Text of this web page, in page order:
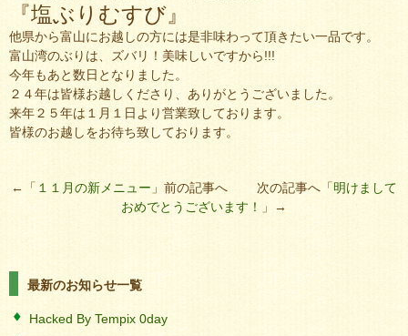
『塩ぶりむすび』
他県から富山にお越しの方には是非味わって頂きたい一品です。
富山湾のぶりは、ズバリ！美味しいですから!!!
今年もあと数日となりました。
２４年は皆様お越しくださり、ありがとうございました。
来年２５年は１月１日より営業致しております。
皆様のお越しをお待ち致しております。
←「 １１月の新メニュー 」前の記事へ 次の記事へ「明けまして
おめでとうございます！ 」→
最新のお知らせ一覧
Hacked By Tempix 0day